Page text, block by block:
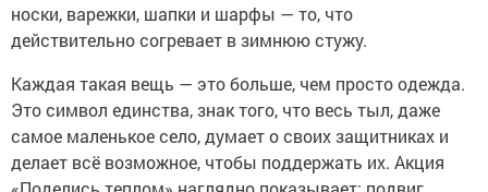
носки, варежки, шапки и шарфы — то, что
действительно согревает в зимнюю стужу.
Каждая такая вещь — это больше, чем просто одежда.
Это символ единства, знак того, что весь тыл, даже
самое маленькое село, думает о своих защитниках и
делает всё возможное, чтобы поддержать их. Акция